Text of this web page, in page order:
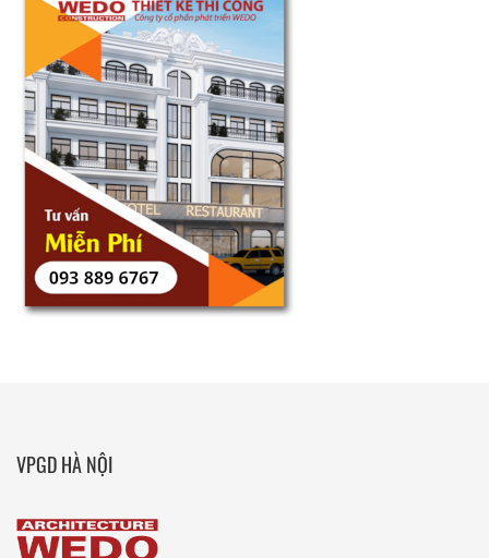
VPGD HÀ NỘI